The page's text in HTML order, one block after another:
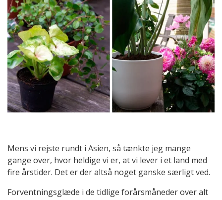
Mens vi rejste rundt i Asien, så tænkte jeg mange
gange over, hvor heldige vi er, at vi lever i et land med
fire årstider. Det er der altså noget ganske særligt ved.
Forventningsglæde i de tidlige forårsmåneder over alt